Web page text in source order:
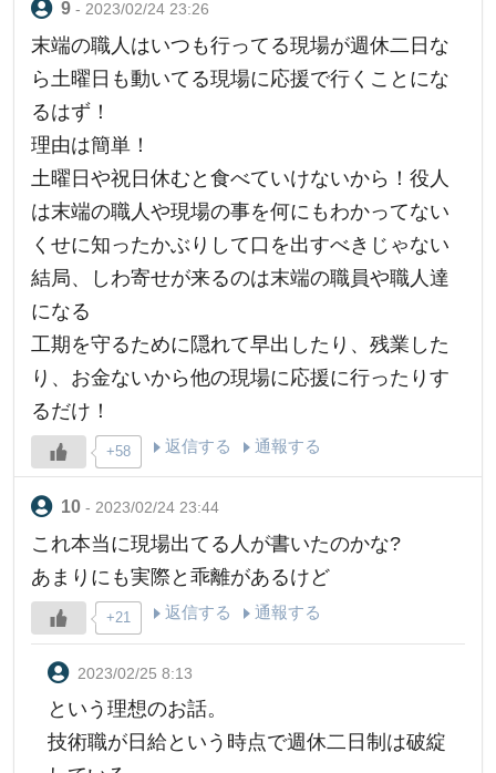
- 2023/02/24 23:26
末端の職人はいつも行ってる現場が週休二日な
ら土曜日も動いてる現場に応援で行くことにな
るはず！
理由は簡単！
土曜日や祝日休むと食べていけないから！役人
は末端の職人や現場の事を何にもわかってない
くせに知ったかぶりして口を出すべきじゃない
結局、しわ寄せが来るのは末端の職員や職人達
になる
工期を守るために隠れて早出したり、残業した
り、お金ないから他の現場に応援に行ったりす
るだけ！
+58 返信する 通報する
- 2023/02/24 23:44
これ本当に現場出てる人が書いたのかな?
あまりにも実際と乖離があるけど
+21 返信する 通報する
2023/02/25 8:13
という理想のお話。
技術職が日給という時点で週休二日制は破綻